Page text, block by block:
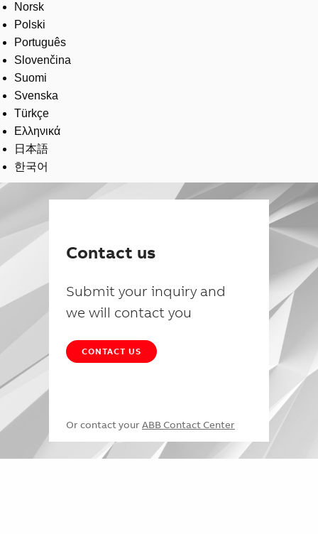
Norsk
Polski
Português
Slovenčina
Suomi
Svenska
Türkçe
Ελληνικά
日本語
한국어
Contact us
Submit your inquiry and
we will contact you
CONTACT US
Or contact your ABB Contact Center